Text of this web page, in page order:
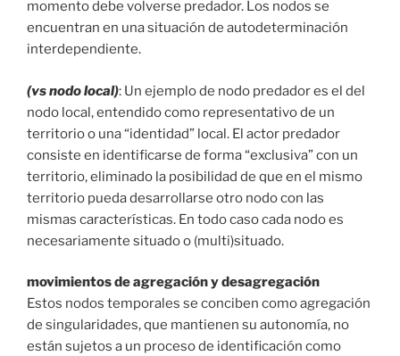
momento debe volverse predador. Los nodos se
encuentran en una situación de autodeterminación
interdependiente.
(vs nodo local): Un ejemplo de nodo predador es el del
nodo local, entendido como representativo de un
territorio o una “identidad” local. El actor predador
consiste en identificarse de forma “exclusiva” con un
territorio, eliminado la posibilidad de que en el mismo
territorio pueda desarrollarse otro nodo con las
mismas características. En todo caso cada nodo es
necesariamente situado o (multi)situado.
movimientos de agregación y desagregación
Estos nodos temporales se conciben como agregación
de singularidades, que mantienen su autonomía, no
están sujetos a un proceso de identificación como